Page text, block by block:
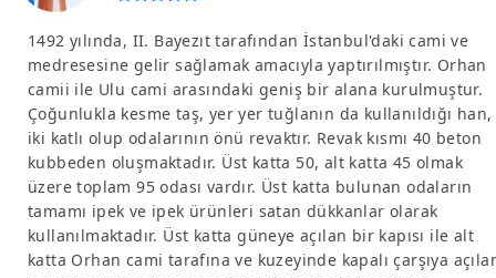
1492 yılında, II. Bayezıt tarafından İstanbul'daki cami ve
medresesine gelir sağlamak amacıyla yaptırılmıştır. Orhan
camii ile Ulu cami arasındaki geniş bir alana kurulmuştur.
Çoğunlukla kesme taş, yer yer tuğlanın da kullanıldığı han,
iki katlı olup odalarının önü revaktır. Revak kısmı 40 beton
kubbeden oluşmaktadır. Üst katta 50, alt katta 45 olmak
üzere toplam 95 odası vardır. Üst katta bulunan odaların
tamamı ipek ve ipek ürünleri satan dükkanlar olarak
kullanılmaktadır. Üst katta güneye açılan bir kapısı ile alt
katta Orhan cami tarafına ve kuzeyinde kapalı çarşıya